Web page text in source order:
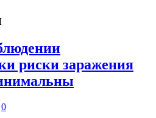
риски заражения
0